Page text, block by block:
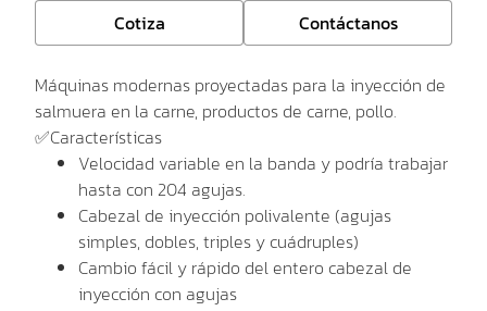
Cotiza Contáctanos
Máquinas modernas proyectadas para la inyección de
salmuera en la carne, productos de carne, pollo.
✅Características
Velocidad variable en la banda y podría trabajar
hasta con 204 agujas.
Cabezal de inyección polivalente (agujas
simples, dobles, triples y cuádruples)
Cambio fácil y rápido del entero cabezal de
inyección con agujas